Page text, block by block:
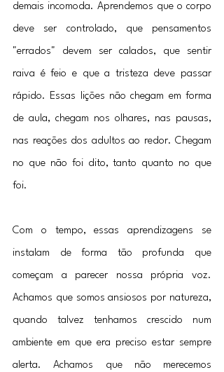
demais incomoda. Aprendemos que o corpo
deve ser controlado, que pensamentos
"errados" devem ser calados, que sentir
raiva é feio e que a tristeza deve passar
rápido. Essas lições não chegam em forma
de aula, chegam nos olhares, nas pausas,
nas reações dos adultos ao redor. Chegam
no que não foi dito, tanto quanto no que
foi.
Com o tempo, essas aprendizagens se
instalam de forma tão profunda que
começam a parecer nossa própria voz.
Achamos que somos ansiosos por natureza,
quando talvez tenhamos crescido num
ambiente em que era preciso estar sempre
alerta. Achamos que não merecemos